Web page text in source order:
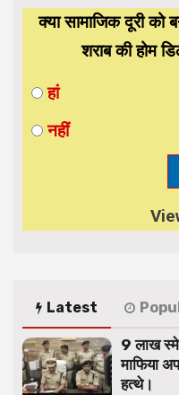
क्या सामाजिक दूरी को
शराब की होम
हां
नहीं
Latest
9 लाख
माफिया
हत्थे।